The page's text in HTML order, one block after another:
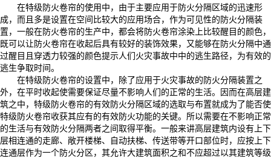
在特级防火卷帘的使用中，由于主要应用于防火分隔区域的迅速形
成，而且多是设置在空间比较大的应用场合，作为可见性的防火分隔装
置，一般在防火卷帘的生产中，都会将防火卷帘涂染上比较醒目的颜色，
既可以让防火卷帘在收起后具有较好的装饰效果，又能够在防火分隔中通
过醒目且穿透力较强的颜色提示人们火灾事故中中的逃生路径，为有效的
逃生争取时间。
在特级防火卷帘的设置中，除了应用于火灾事故的防火分隔装置之
外，在平时收起使需要保证尽量不影响人们的正常的生活。因而在高层建
筑之中，特级防火卷帘的有效防火分隔区域的选取与布置就成为了能否使
特级防火卷帘收获其应有的有效防火功能的关键。所以需要在不影响正常
的生活与有效防火分隔两者之间取得平衡。一般来讲高层建筑内设有上下
层相连通的走廊、敞开楼梯、自动扶梯、传送带等开口部位时，应按上下
连通层作为一个防火分区，其允许大建筑面积之和不应超过以其建筑等级